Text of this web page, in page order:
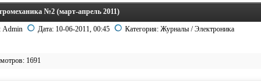
№2 (март-апрель 2011)
Admin Дата: 10-06-2011, 00:45 Категория:Журналы /Электроника
1691